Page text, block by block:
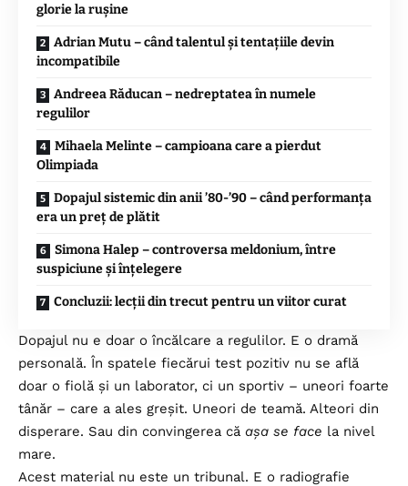
glorie la rușine
Adrian Mutu – când talentul și tentațiile devin
incompatibile
Andreea Răducan – nedreptatea în numele
regulilor
Mihaela Melinte – campioana care a pierdut
Olimpiada
Dopajul sistemic din anii ’80-’90 – când performanța
era un preț de plătit
Simona Halep – controversa meldonium, între
suspiciune și înțelegere
Concluzii: lecții din trecut pentru un viitor curat
Dopajul nu e doar o încălcare a regulilor. E o dramă
personală. În spatele fiecărui test pozitiv nu se află
doar o fiolă și un laborator, ci un sportiv – uneori foarte
tânăr – care a ales greșit. Uneori de teamă. Alteori din
disperare. Sau din convingerea că așa se face la nivel
mare.
Acest material nu este un tribunal. E o radiografie